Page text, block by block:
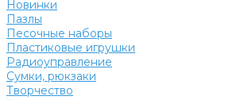
Новинки
Пазлы
Песочные наборы
Пластиковые игрушки
Радиоуправление
Сумки, рюкзаки
Творчество